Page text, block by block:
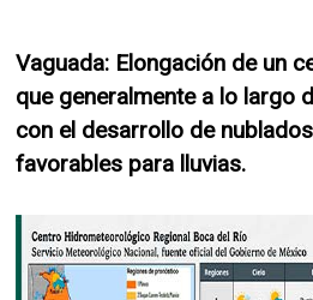
Vaguada: Elongación de un
que generalmente a lo largo
con el desarrollo de
favorables para lluvias.